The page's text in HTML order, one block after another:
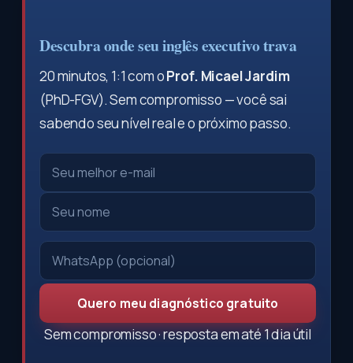
Descubra onde seu inglês executivo trava
20 minutos, 1:1 com oProf. Micael Jardim
(PhD-FGV). Sem compromisso — você sai
sabendo seu nível real e o próximo passo.
Quero meu diagnóstico gratuito
Sem compromisso · resposta em até 1 dia útil